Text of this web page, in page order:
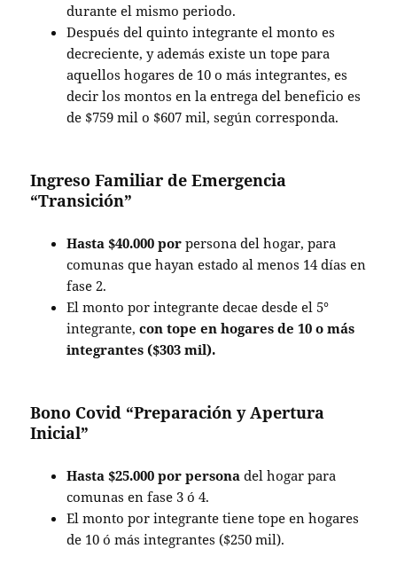
durante el mismo periodo.
Después del quinto integrante el monto es
decreciente, y además existe un tope para
aquellos hogares de 10 o más integrantes, es
decir los montos en la entrega del beneficio es
de $759 mil o $607 mil, según corresponda.
Ingreso Familiar de Emergencia
“Transición”
Hasta $40.000 por persona del hogar, para
comunas que hayan estado al menos 14 días en
fase 2.
El monto por integrante decae desde el 5°
integrante,con tope en hogares de 10 o más
integrantes ($303 mil).
Bono Covid “Preparación y Apertura
Inicial”
Hasta $25.000 por personadel hogar para
comunas en fase 3 ó 4.
El monto por integrante tiene tope en hogares
de 10 ó más integrantes ($250 mil).